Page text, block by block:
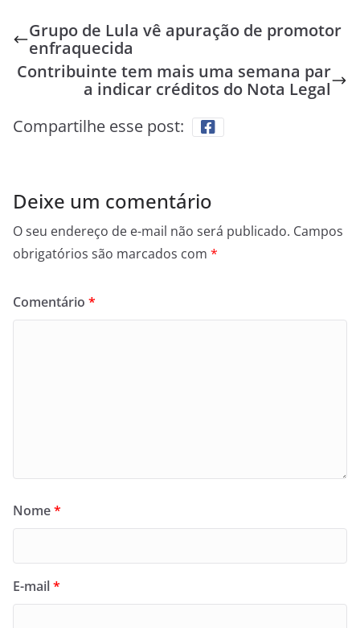
Grupo de Lula vê apuração de promotor
enfraquecida
Contribuinte tem mais uma semana par
a indicar créditos do Nota Legal
Compartilhe esse post:
Deixe um comentário
O seu endereço de e-mail não será publicado. Campos
obrigatórios são marcados com *
Comentário *
Nome*
E-mail*